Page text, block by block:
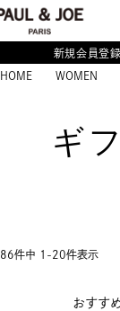
新規会員登
HOME WOMEN
ギ
おすす
86件中 1 -20件表示